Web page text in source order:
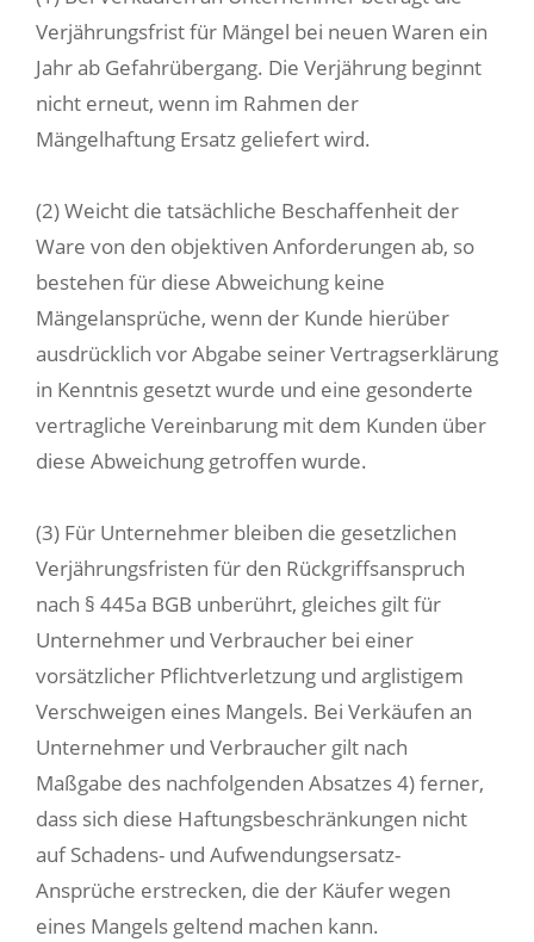
Verjährungsfrist für Mängel bei neuen Waren ein
Jahr ab Gefahrübergang. Die Verjährung beginnt
nicht erneut, wenn im Rahmen der
Mängelhaftung Ersatz geliefert wird.
(2) Weicht die tatsächliche Beschaffenheit der
Ware von den objektiven Anforderungen ab, so
bestehen für diese Abweichung keine
Mängelansprüche, wenn der Kunde hierüber
ausdrücklich vor Abgabe seiner Vertragserklärung
in Kenntnis gesetzt wurde und eine gesonderte
vertragliche Vereinbarung mit dem Kunden über
diese Abweichung getroffen wurde.
(3) Für Unternehmer bleiben die gesetzlichen
Verjährungsfristen für den Rückgriffsanspruch
nach § 445a BGB unberührt, gleiches gilt für
Unternehmer und Verbraucher bei einer
vorsätzlicher Pflichtverletzung und arglistigem
Verschweigen eines Mangels. Bei Verkäufen an
Unternehmer und Verbraucher gilt nach
Maßgabe des nachfolgenden Absatzes 4) ferner,
dass sich diese Haftungsbeschränkungen nicht
auf Schadens- und Aufwendungsersatz-
Ansprüche erstrecken, die der Käufer wegen
eines Mangels geltend machen kann.